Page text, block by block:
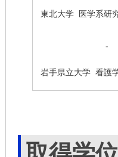
東北大学 医学系研
-
岩手県立大学 看護